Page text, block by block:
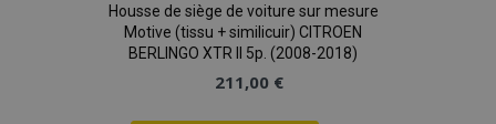
Housse de siège de voiture sur mesure
Motive (tissu + similicuir) CITROEN
BERLINGO XTR II 5p. (2008-2018)
211,00 €